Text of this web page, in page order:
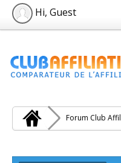
Hi, Guest
Forum Club